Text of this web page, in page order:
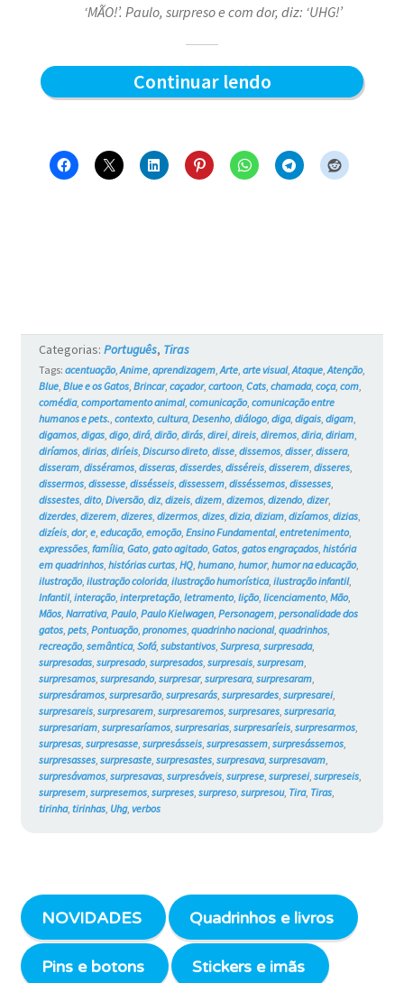
‘MÃO!’. Paulo, surpreso e com dor, diz: ‘UHG!’
Continuar lendoCaçador
–
#3
Categorias: Português, Tiras
Tags: acentuação,Anime, aprendizagem,Arte, arte visual,Ataque,Atenção,
Blue, Blue e os Gatos, Brincar, caçador, cartoon, Cats, chamada, coça, com,
comédia, comportamento animal, comunicação, comunicação entre
humanos e pets., contexto, cultura, Desenho, diálogo, diga, digais, digam,
digamos, digas, digo, dirá, dirão, dirás, direi, direis, diremos, diria, diriam,
diríamos, dirias, diríeis, Discurso direto, disse, dissemos, disser, dissera,
disseram, disséramos, disseras, disserdes, disséreis, disserem, disseres,
dissermos, dissesse, dissésseis, dissessem, disséssemos, dissesses,
dissestes, dito, Diversão, diz, dizeis, dizem, dizemos, dizendo, dizer,
dizerdes, dizerem, dizeres, dizermos, dizes, dizia, diziam, dizíamos, dizias,
dizíeis, dor, e, educação, emoção, Ensino Fundamental, entretenimento,
expressões, família, Gato, gato agitado, Gatos, gatos engraçados, história
em quadrinhos, histórias curtas, HQ, humano, humor, humor na educação,
ilustração, ilustração colorida, ilustração humorística, ilustração infantil,
Infantil, interação, interpretação, letramento, lição, licenciamento, Mão,
Mãos, Narrativa, Paulo, Paulo Kielwagen, Personagem, personalidade dos
gatos, pets, Pontuação, pronomes, quadrinho nacional, quadrinhos,
recreação, semântica, Sofá, substantivos, Surpresa, surpresada,
surpresadas, surpresado, surpresados, surpresais, surpresam,
surpresamos, surpresando, surpresar, surpresara, surpresaram,
surpresáramos, surpresarão, surpresarás, surpresardes, surpresarei,
surpresareis, surpresarem, surpresaremos, surpresares, surpresaria,
surpresariam, surpresaríamos, surpresarias, surpresaríeis, surpresarmos,
surpresas, surpresasse, surpresásseis, surpresassem, surpresássemos,
surpresasses, surpresaste, surpresastes, surpresava, surpresavam,
surpresávamos, surpresavas, surpresáveis, surprese, surpresei, surpreseis,
surpresem, surpresemos, surpreses, surpreso, surpresou, Tira, Tiras,
tirinha, tirinhas, Uhg, verbos
NOVIDADES Quadrinhos e livros
Pins e botons Stickers e imãs